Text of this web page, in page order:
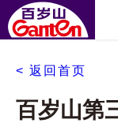
< 返回首页
百岁山第